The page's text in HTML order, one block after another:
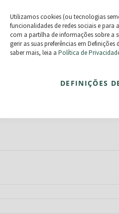
Utilizamos cookies (ou tecnologias
funcionalidades de redes sociais e
com a partilha de informações sobre a
gerir as suas preferências em
saber mais, leia a Política de
DEFINIÇÕES
ENVIO GRÁTIS em pedidos superiores
Todas as encomendas são enviadas
Devoluções possíveis até 30